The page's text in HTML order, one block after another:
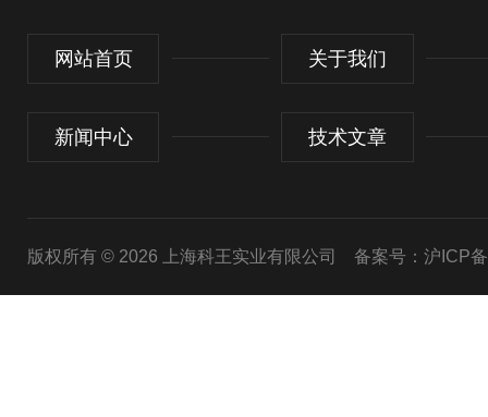
网站首页 关于我们
新闻中心 技术文章
版权所有 © 2026 上海科王实业有限公司 备案号：沪ICP